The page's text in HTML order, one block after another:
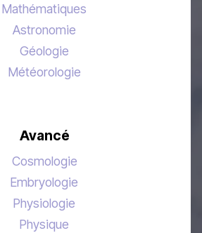
Mathématiques
Astronomie
Géologie
Météorologie
Avancé
Cosmologie
Embryologie
Physiologie
Physique